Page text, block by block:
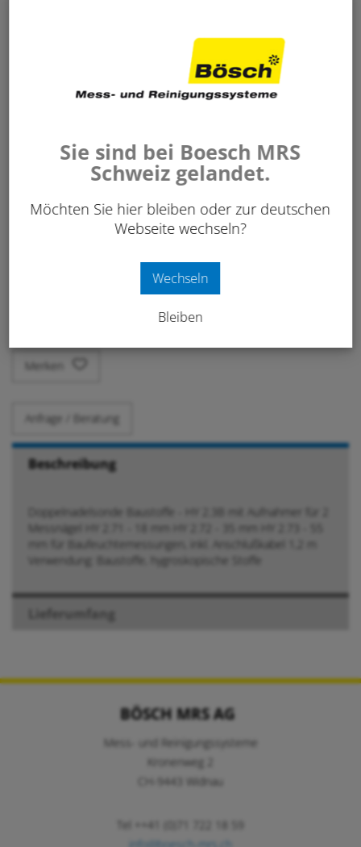
CHF / Stk.
exkl. 8.1% MwSt.
IN DEN WARENKORB
Merken
Anfrage / Beratung
Beschreibung
Doppelnadelsonde Baustoffe - HY 2.3B mit Aufnahmer für 2
Messnägel HY 2.71 - 18 mm HY 2.72 - 35 mm HY 2.73 - 55
mm für Baufeuchtemessungen, inkl. Anschlußkabel 1,2 m
Verwendung: Baustoffe, hygroskopische Stoffe
Lieferumfang
BÖSCH MRS AG
Mess- und Reinigungssysteme
Kronenweg 2
CH-9443 Widnau
Tel ++41 (0)71 722 18 59
Sie sind bei Boesch MRS
Schweiz gelandet.
Möchten Sie hier bleiben oder zur deutschen
Webseite wechseln?
Wechseln
Bleiben